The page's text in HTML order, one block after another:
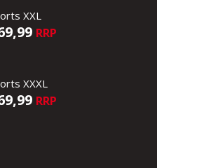
XXL
RRP
XXXL
RRP